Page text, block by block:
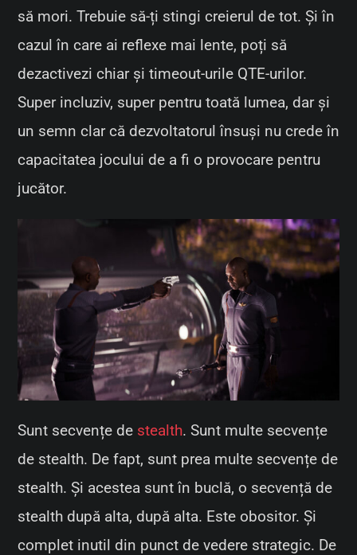
să mori. Trebuie să-ți stingi creierul de tot. Și în
cazul în care ai reflexe mai lente, poți să
dezactivezi chiar și timeout-urile QTE-urilor.
Super incluziv, super pentru toată lumea, dar și
un semn clar că dezvoltatorul însuși nu crede în
capacitatea jocului de a fi o provocare pentru
jucător.
Sunt secvențe de stealth. Sunt multe secvențe
de stealth. De fapt, sunt prea multe secvențe de
stealth. Și acestea sunt în buclă, o secvență de
stealth după alta, după alta. Este obositor. Și
complet inutil din punct de vedere strategic. De